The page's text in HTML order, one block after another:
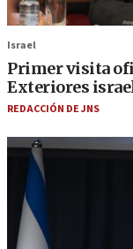
Israel
Primer visita
Exteriores
REDACCIÓN DE JNS